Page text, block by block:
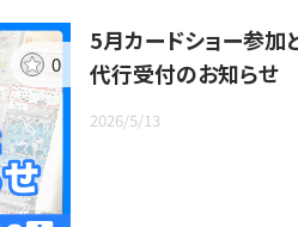
0
5月カードショー参加
代行受付のお知らせ
2026/5/13